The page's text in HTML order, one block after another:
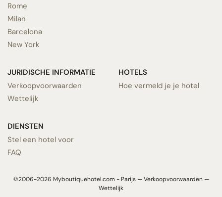
Rome
Milan
Barcelona
New York
JURIDISCHE INFORMATIE
Verkoopvoorwaarden
Wettelijk
DIENSTEN
Stel een hotel voor
FAQ
HOTELS
Hoe vermeld je je hotel
©2006-2026 Myboutiquehotel.com - Parijs —Verkoopvoorwaarden—
Wettelijk